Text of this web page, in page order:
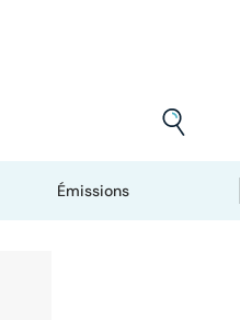
Émissions